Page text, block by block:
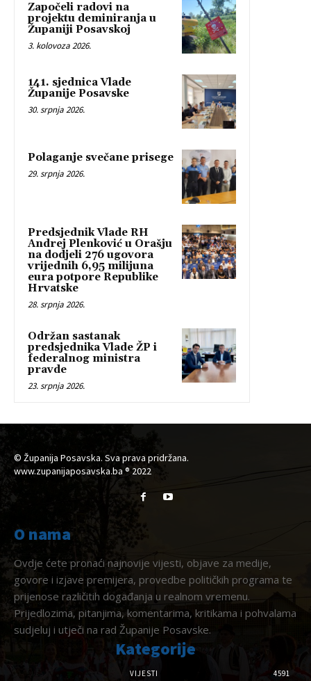
Započeli radovi na
projektu deminiranja u
Županiji Posavskoj
3. kolovoza 2026.
141. sjednica Vlade
Županije Posavske
30. srpnja 2026.
Polaganje svečane prisege
29. srpnja 2026.
Predsjednik Vlade RH
Andrej Plenković u Orašju
na dodjeli 276 ugovora
vrijednih 6,95 milijuna
eura potpore Republike
Hrvatske
28. srpnja 2026.
Održan sastanak
predsjednika Vlade ŽP i
federalnog ministra
pravde
23. srpnja 2026.
© Županija Posavska. Sva prava pridržana.
www.zupanijaposavska.ba ® 2022
O nama
Ovdje ćete pronaći najnovije vijesti, objave za medije,
govore i izjave premijera, provedbe političkih programa te
prijenose različitih događanja u realnom vremenu.
Prijedlozima, pitanjima, komentarima, kritikama i pohvalama
sudjeluj i utječi na rad Županije Posavske.
Kategorije
VIJESTI 4591